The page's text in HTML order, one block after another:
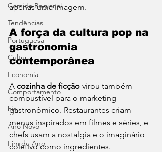
Comida Regional
Tendências
Portuguesa
Cultura
Economia
Comportamento
his
Ano Novo
Fim de Ano
apenas uma imagem.
A força da cultura pop na
gastronomia
contemporânea
A cozinha de ficção virou também
combustível para o marketing
gastronômico. Restaurantes criam
menus inspirados em filmes e séries, e
chefs usam a nostalgia e o imaginário
coletivo como ingredientes.